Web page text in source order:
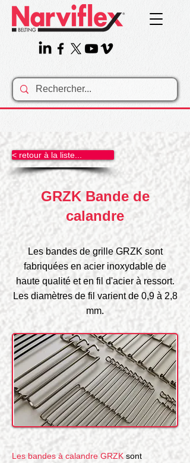
< retour à la liste...
GRZK Bande de
calandre
Les bandes de grille GRZK sont
fabriquées en acier inoxydable de
haute qualité et en fil d'acier à ressort.
Les diamètres de fil varient de 0,9 à 2,8
mm.
Les bandes à calandre GRZK sont